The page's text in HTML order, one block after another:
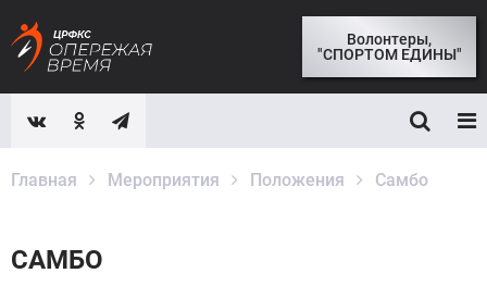
Волонтеры,
"СПОРТОМ ЕДИНЫ"
Главная Мероприятия Положения Самбо
САМБО